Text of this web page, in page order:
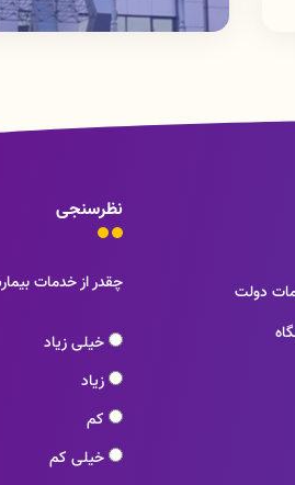
دولت
نظرسنجی
چقدر از خدمات
خیلی زیاد
زیاد
کم
خیلی کم